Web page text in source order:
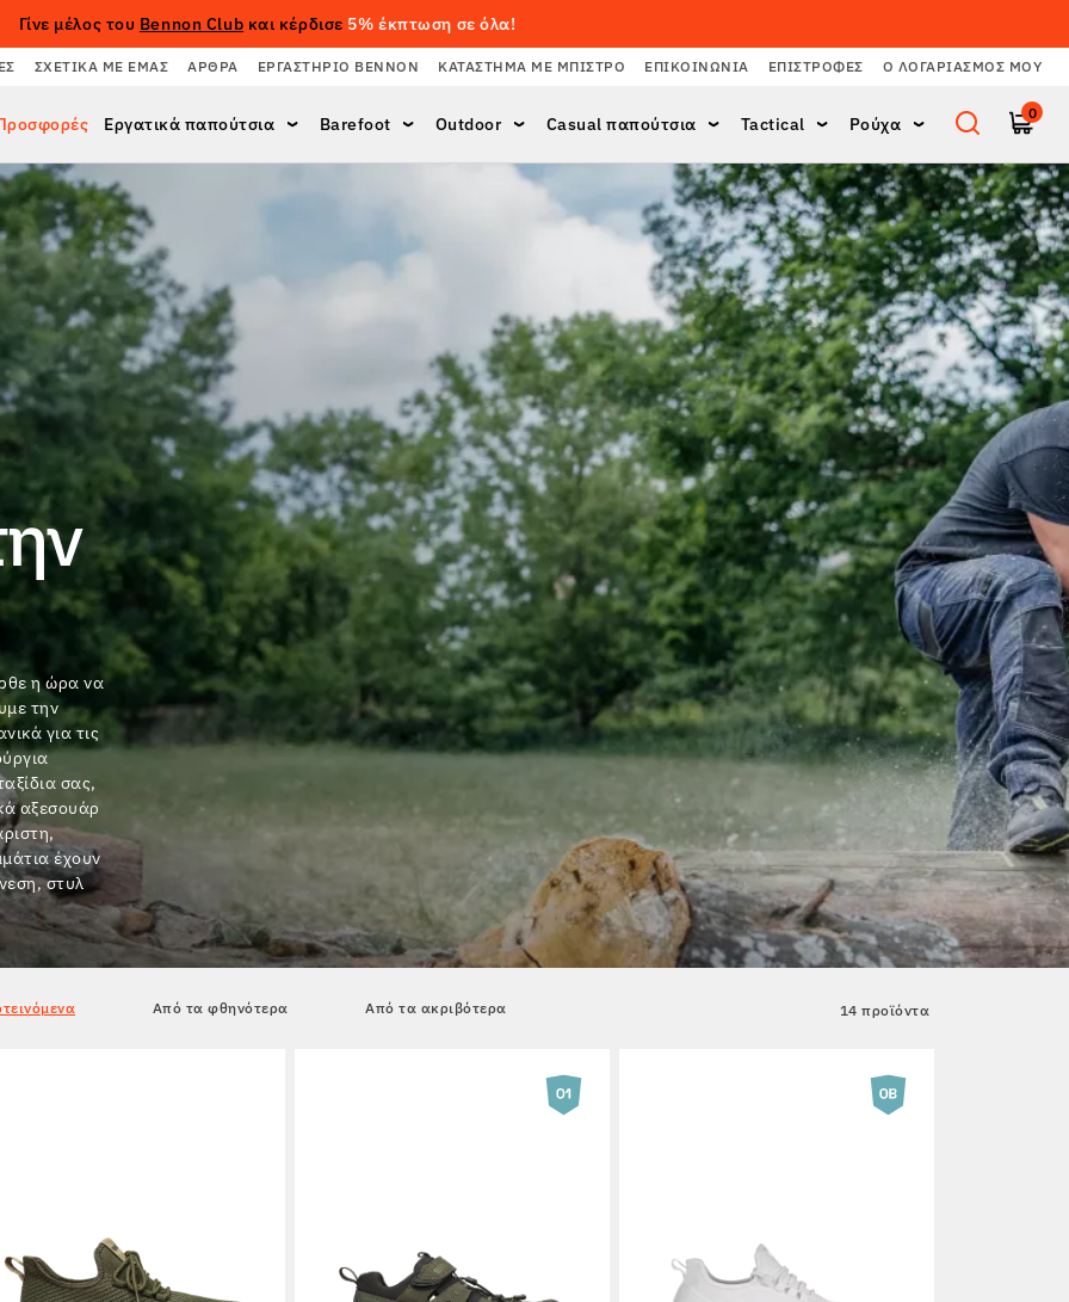
Γίνε μέλος του Bennon Club και κέρδισε 5% έκπτωση σε όλα!
ΣΧΕΤΙΚΆ ΜΕ ΕΜΆΣ ΆΡΘΡΑ ΕΡΓΑΣΤΉΡΙΟ BENNON ΚΑΤΆΣΤΗΜΑ ΜΕ ΜΠΙΣΤΡΌ ΕΠΙΚΟΙΝΩΝΊΑ ΕΠΙΣΤΡΟΦΈΣ Ο ΛΟΓΑΡΙΑΣΜΌΣ ΜΟΥ
Εργατικά παπούτσια Barefoot Outdoor Casual παπούτσια Tactical Ρούχα
0
η ώρα να
την
για τις
σας,
αξεσουάρ
έχουν
στυλ
14 προϊόντα
Από τα φθηνότερα Από τα ακριβότερα